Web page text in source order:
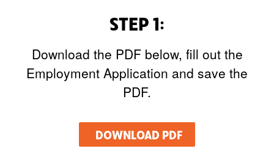
STEP 1:
Download the PDF below, fill out the
Employment Application and save the
PDF.
DOWNLOAD PDF